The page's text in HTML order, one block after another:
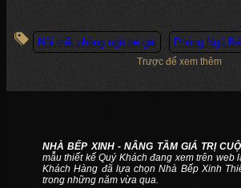
Nội thất phòng ngủ bé gái Phòng Ngủ
Trược để xem thêm
NHÀ BẾP XINH - NÂNG TẦM GIÁ TRỊ
mẫu thiết kế Quý Khách đang xem trên web
Khách Hàng đã lựa chọn Nhà Bếp Xinh
trong những năm vừa qua.